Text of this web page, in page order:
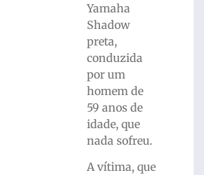
Yamaha
Shadow
preta,
conduzida
por um
homem de
59 anos de
idade, que
nada sofreu.
A vítima, que